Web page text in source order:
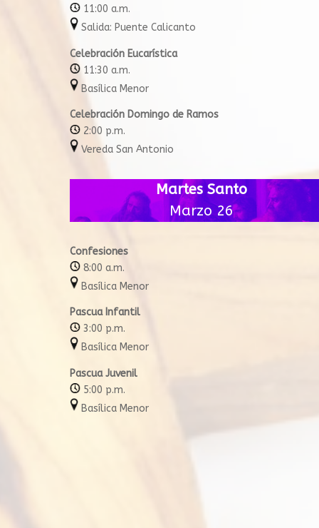
11:00 a.m.
Salida: Puente Calicanto
Celebración Eucarística
11:30 a.m.
Basílica Menor
Celebración Domingo de Ramos
2:00 p.m.
Vereda San Antonio
Martes Santo
Marzo 26
Confesiones
8:00 a.m.
Basílica Menor
Pascua Infantil
3:00 p.m.
Basílica Menor
Pascua Juvenil
5:00 p.m.
Basílica Menor